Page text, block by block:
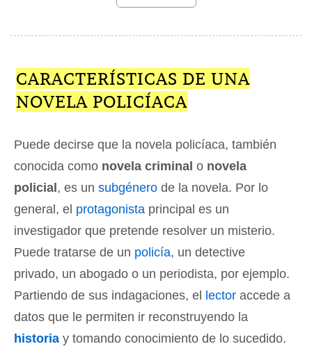
CARACTERÍSTICAS DE UNA
NOVELA POLICÍACA
Puede decirse que la novela policíaca, también
conocida como novela criminal o novela
policial , es un subgénero de la novela. Por lo
general, el protagonista principal es un
investigador que pretende resolver un misterio.
Puede tratarse de un policía, un detective
privado, un abogado o un periodista, por ejemplo.
Partiendo de sus indagaciones, el
lector accede a
datos que le permiten ir reconstruyendo la
historia y tomando conocimiento de lo sucedido.